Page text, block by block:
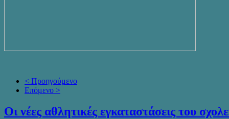
< Προηγούμενο
Επόμενο >
Οι νέες αθλητικές εγκαταστάσεις του